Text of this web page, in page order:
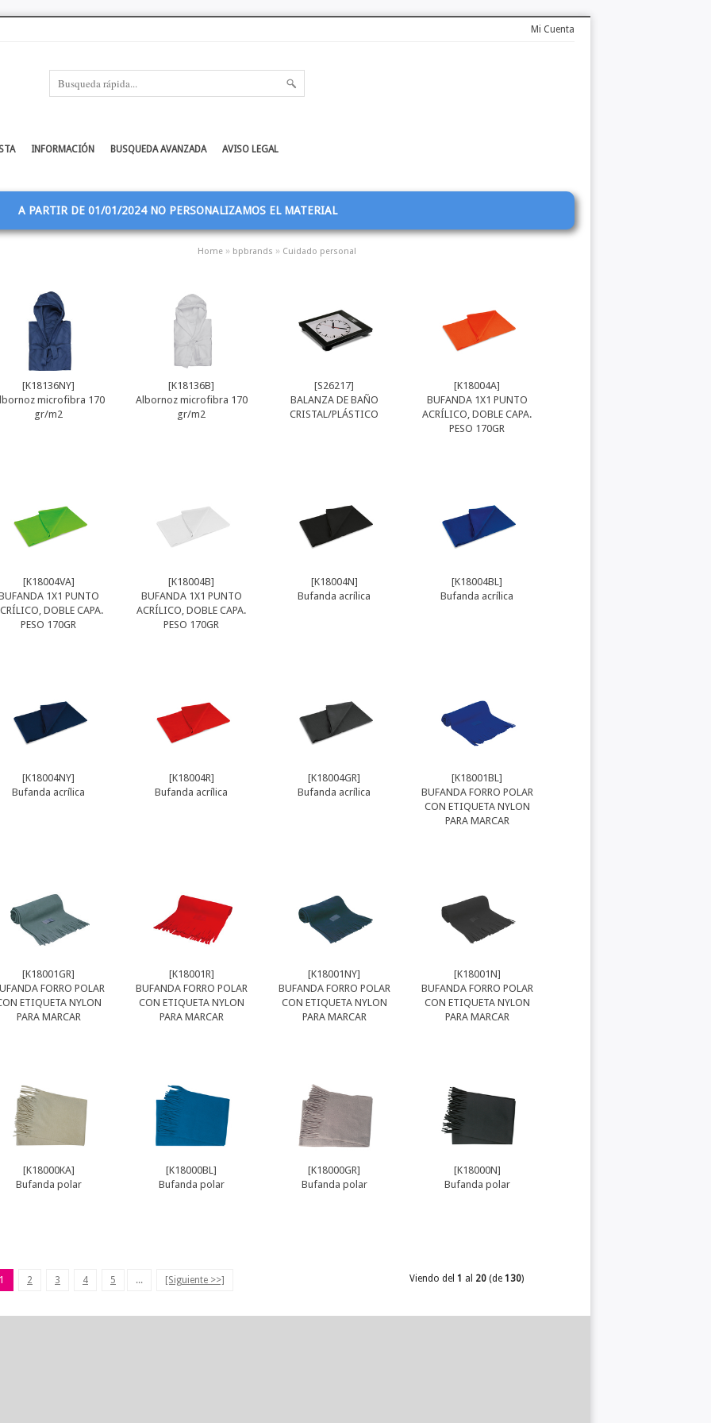
Mi Cuenta
INFORMACIÓN BUSQUEDA AVANZADA AVISO LEGAL
A PARTIR DE 01/01/2024 NO PERSONALIZAMOS EL MATERIAL
Home » bpbrands » Cuidado personal
[K18136NY]
microfibra 170
gr/m2
[K18136B]
Albornoz microfibra 170
gr/m2
[S26217]
BALANZA DE BAÑO
CRISTAL/PLÁSTICO
[K18004A]
BUFANDA 1X1 PUNTO
ACRÍLICO, DOBLE CAPA.
PESO 170GR
[K18004VA]
1X1 PUNTO
DOBLE CAPA.
PESO 170GR
[K18004B]
BUFANDA 1X1 PUNTO
ACRÍLICO, DOBLE CAPA.
PESO 170GR
[K18004N]
Bufanda acrílica
[K18004BL]
Bufanda acrílica
[K18004NY]
Bufanda acrílica
[K18004R]
Bufanda acrílica
[K18004GR]
Bufanda acrílica
[K18001BL]
BUFANDA FORRO POLAR
CON ETIQUETA NYLON
PARA MARCAR
[K18001GR]
FORRO POLAR
ETIQUETA NYLON
PARA MARCAR
[K18001R]
BUFANDA FORRO POLAR
CON ETIQUETA NYLON
PARA MARCAR
[K18001NY]
BUFANDA FORRO POLAR
CON ETIQUETA NYLON
PARA MARCAR
[K18001N]
BUFANDA FORRO POLAR
CON ETIQUETA NYLON
PARA MARCAR
[K18000KA]
Bufanda polar
[K18000BL]
Bufanda polar
[K18000GR]
Bufanda polar
[K18000N]
Bufanda polar
1 2 3 4 5 ... [Siguiente >>] Viendo del 1 al 20 (de 130)